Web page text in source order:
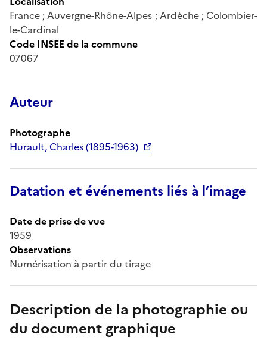
France ; Auvergne-Rhône-Alpes ; Ardèche ; Colombier-
le-Cardinal
Code INSEE de la commune
07067
Auteur
Photographe
Hurault, Charles (1895-1963)
Datation et événements liés à l’image
Date de prise de vue
1959
Observations
Numérisation à partir du tirage
Description de la photographie ou
du document graphique